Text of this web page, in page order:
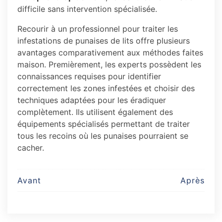
difficile sans intervention spécialisée.
Recourir à un professionnel pour traiter les
infestations de punaises de lits offre plusieurs
avantages comparativement aux méthodes faites
maison. Premièrement, les experts possèdent les
connaissances requises pour identifier
correctement les zones infestées et choisir des
techniques adaptées pour les éradiquer
complètement. Ils utilisent également des
équipements spécialisés permettant de traiter
tous les recoins où les punaises pourraient se
cacher.
Post
Avant Après